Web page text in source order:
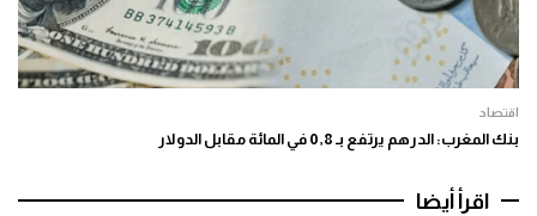
اقتصاد
بنك المغرب: الدرهم يرتفع بـ 0,8 في المائة مقابل الدولار
اقرأ أيضا